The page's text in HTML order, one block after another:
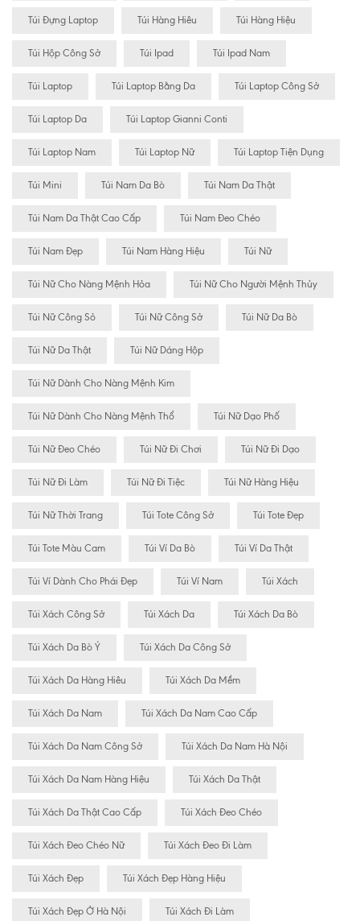
Túi Đựng Laptop Túi Hàng Hiêu Túi Hàng Hiệu
Túi Hộp Công Sở Túi Ipad Túi Ipad Nam
Túi Laptop Túi Laptop Bằng Da Túi Laptop Công Sở
Túi Laptop Da Túi Laptop Gianni Conti
Túi Laptop Nam Túi Laptop Nữ Túi Laptop Tiện Dụng
Túi Mini Túi Nam Da Bò Túi Nam Da Thật
Túi Nam Da Thật Cao Cấp Túi Nam Đeo Chéo
Túi Nam Đẹp Túi Nam Hàng Hiệu Túi Nữ
Túi Nữ Cho Nàng Mệnh Hỏa Túi Nữ Cho Người Mệnh Thủy
Túi Nữ Công Sỏ Túi Nữ Công Sở Túi Nữ Da Bò
Túi Nữ Da Thật Túi Nữ Dáng Hộp
Túi Nữ Dành Cho Nàng Mệnh Kim
Túi Nữ Dành Cho Nàng Mệnh Thổ Túi Nữ Dạo Phố
Túi Nữ Đeo Chéo Túi Nữ Đi Chơi Túi Nữ Đi Dạo
Túi Nữ Đi Làm Túi Nữ Đi Tiệc Túi Nữ Hàng Hiệu
Túi Nữ Thời Trang Túi Tote Công Sở Túi Tote Đẹp
Túi Tote Màu Cam Túi Ví Da Bò Túi Ví Da Thật
Túi Ví Dành Cho Phái Đẹp Túi Ví Nam Túi Xách
Túi Xách Công Sở Túi Xách Da Túi Xách Da Bò
Túi Xách Da Bò Ý Túi Xách Da Công Sở
Túi Xách Da Hàng Hiêu Túi Xách Da Mềm
Túi Xách Da Nam Túi Xách Da Nam Cao Cấp
Túi Xách Da Nam Công Sở Túi Xách Da Nam Hà Nội
Túi Xách Da Nam Hàng Hiệu Túi Xách Da Thật
Túi Xách Da Thật Cao Cấp Túi Xách Đeo Chéo
Túi Xách Đeo Chéo Nữ Túi Xách Đeo Đi Làm
Túi Xách Đẹp Túi Xách Đẹp Hàng Hiệu
Túi Xách Đẹp Ở Hà Nội Túi Xách Đi Làm